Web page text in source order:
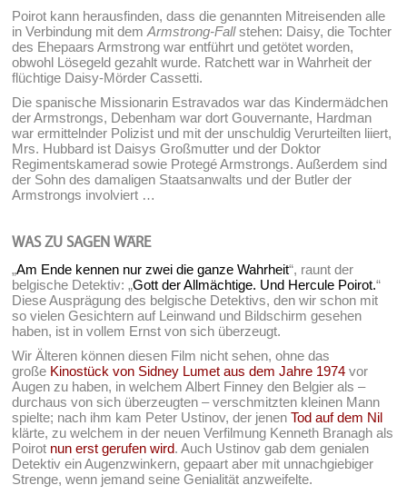
Poirot kann herausfinden, dass die genannten Mitreisenden alle
in Verbindung mit demArmstrong-Fallstehen: Daisy, die Tochter
des Ehepaars Armstrong war entführt und getötet worden,
obwohl Lösegeld gezahlt wurde. Ratchett war in Wahrheit der
flüchtige Daisy-Mörder Cassetti.
Die spanische Missionarin Estravados war das Kindermädchen
der Armstrongs, Debenham war dort Gouvernante, Hardman
war ermittelnder Polizist und mit der unschuldig Verurteilten liiert,
Mrs. Hubbard ist Daisys Großmutter und der Doktor
Regimentskamerad sowie Protegé Armstrongs. Außerdem sind
der Sohn des damaligen Staatsanwalts und der Butler der
Armstrongs involviert …
WAS ZU SAGEN WÄRE
„Am Ende kennen nur zwei die ganze Wahrheit“, raunt der
belgische Detektiv: „Gott der Allmächtige. Und Hercule Poirot.“
Diese Ausprägung des belgische Detektivs, den wir schon mit
so vielen Gesichtern auf Leinwand und Bildschirm gesehen
haben, ist in vollem Ernst von sich überzeugt.
Wir Älteren können diesen Film nicht sehen, ohne das
große Kinostück von Sidney Lumet aus dem Jahre 1974 vor
Augen zu haben, in welchem Albert Finney den Belgier als –
durchaus von sich überzeugten – verschmitzten kleinen Mann
spielte; nach ihm kam Peter Ustinov, der jenenTod auf dem Nil
klärte, zu welchem in der neuen Verfilmung Kenneth Branagh als
Poirot nun erst gerufen wird. Auch Ustinov gab dem genialen
Detektiv ein Augenzwinkern, gepaart aber mit unnachgiebiger
Strenge, wenn jemand seine Genialität anzweifelte.